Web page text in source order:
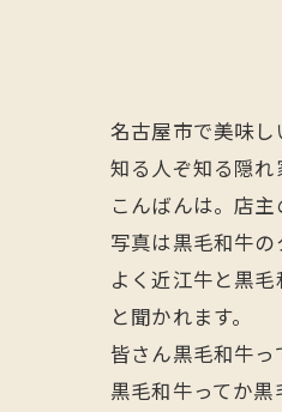
名古屋市で美味
知る人ぞ知る隠れ
こんばんは。店主
写真は黒毛和牛の
よく近江牛と黒
と聞かれます。
皆さん黒毛和牛
黒毛和牛ってか